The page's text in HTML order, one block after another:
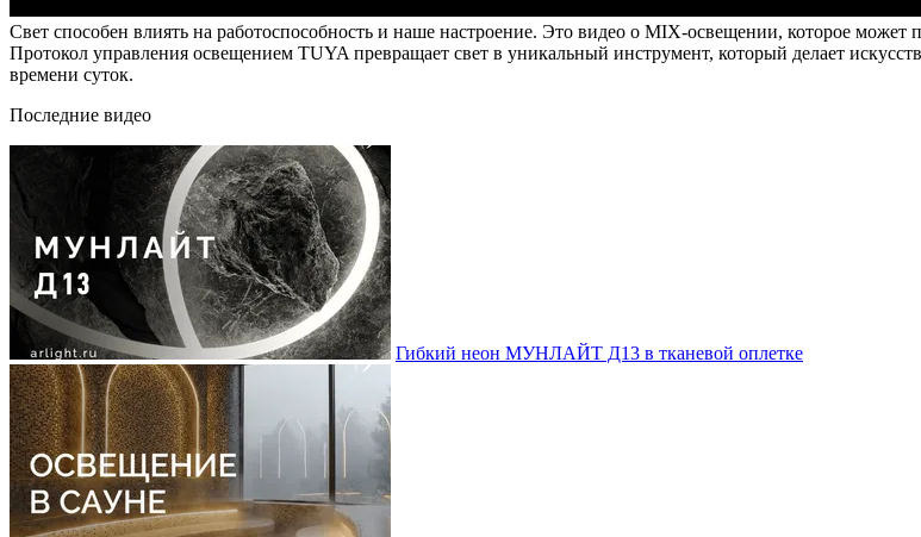
Свет способен влиять на работоспособность и наше настроение. Это видео о MIX-освещении, которое может
Протокол управления освещением TUYA превращает свет в уникальный инструмент, который делает
времени суток.
Последние видео
Гибкий неон МУНЛАЙТ Д13 в тканевой оплетке